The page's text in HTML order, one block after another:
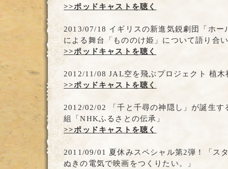
>>ポッドキャストを聴く
2013/07/18 イギリスの新進気鋭劇団「ホー
による舞台「もののけ姫」について語り合
>>ポッドキャストを聴く
2012/11/08 JAL空を飛ぶプロジェクト 植木
>>ポッドキャストを聴く
2012/02/02 「千と千尋の神隠し」が誕生す
組「NHKふるさとの伝承」
>>ポッドキャストを聴く
2011/09/01 夏休みスペシャル第2弾！「ス
ぬきの電気で映画をつくりたい。」